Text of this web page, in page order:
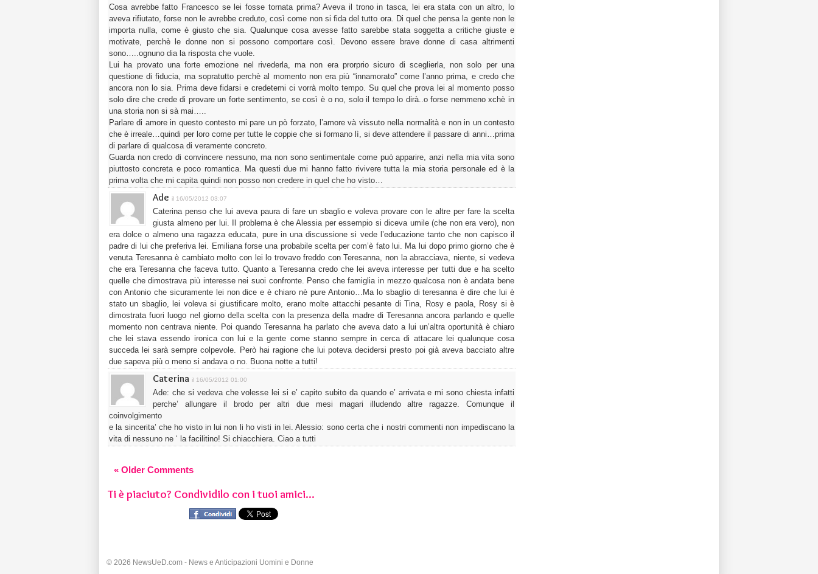
Cosa avrebbe fatto Francesco se lei fosse tornata prima? Aveva il trono in tasca, lei era stata con un altro, lo
aveva rifiutato, forse non le avrebbe creduto, così come non si fida del tutto ora. Di quel che pensa la gente non le
importa nulla, come è giusto che sia. Qualunque cosa avesse fatto sarebbe stata soggetta a critiche giuste e
motivate, perchè le donne non si possono comportare così. Devono essere brave donne di casa altrimenti
sono…..ognuno dia la risposta che vuole.
Lui ha provato una forte emozione nel rivederla, ma non era prorprio sicuro di sceglierla, non solo per una
questione di fiducia, ma sopratutto perchè al momento non era più “innamorato” come l’anno prima, e credo che
ancora non lo sia. Prima deve fidarsi e credetemi ci vorrà molto tempo. Su quel che prova lei al momento posso
solo dire che crede di provare un forte sentimento, se così è o no, solo il tempo lo dirà..o forse nemmeno xchè in
una storia non si sà mai…..
Parlare di amore in questo contesto mi pare un pò forzato, l’amore và vissuto nella normalità e non in un contesto
che è irreale…quindi per loro come per tutte le coppie che si formano lì, si deve attendere il passare di anni…prima
di parlare di qualcosa di veramente concreto.
Guarda non credo di convincere nessuno, ma non sono sentimentale come può apparire, anzi nella mia vita sono
piuttosto concreta e poco romantica. Ma questi due mi hanno fatto rivivere tutta la mia storia personale ed è la
prima volta che mi capita quindi non posso non credere in quel che ho visto…
Ade il 16/05/2012 03:07
Caterina penso che lui aveva paura di fare un sbaglio e voleva provare con le altre per fare la scelta
giusta almeno per lui. Il problema è che Alessia per essempio si diceva umile (che non era vero), non
era dolce o almeno una ragazza educata, pure in una discussione si vede l’educazione tanto che non capisco il
padre di lui che preferiva lei. Emiliana forse una probabile scelta per com’è fato lui. Ma lui dopo primo giorno che è
venuta Teresanna è cambiato molto con lei lo trovavo freddo con Teresanna, non la abracciava, niente, si vedeva
che era Teresanna che faceva tutto. Quanto a Teresanna credo che lei aveva interesse per tutti due e ha scelto
quelle che dimostrava più interesse nei suoi confronte. Penso che famiglia in mezzo qualcosa non è andata bene
con Antonio che sicuramente lei non dice e è chiaro nè pure Antonio…Ma lo sbaglio di teresanna è dire che lui è
stato un sbaglio, lei voleva si giustificare molto, erano molte attacchi pesante di Tina, Rosy e paola, Rosy si è
dimostrata fuori luogo nel giorno della scelta con la presenza della madre di Teresanna ancora parlando e quelle
momento non centrava niente. Poi quando Teresanna ha parlato che aveva dato a lui un’altra oportunità è chiaro
che lei stava essendo ironica con lui e la gente come stanno sempre in cerca di attacare lei qualunque cosa
succeda lei sarà sempre colpevole. Però hai ragione che lui poteva decidersi presto poi già aveva bacciato altre
due sapeva più o meno si andava o no. Buona notte a tutti!
Caterina il 16/05/2012 01:00
Ade: che si vedeva che volesse lei si e’ capito subito da quando e’ arrivata e mi sono chiesta infatti
perche’ allungare il brodo per altri due mesi magari illudendo altre ragazze. Comunque il
coinvolgimento
e la sincerita’ che ho visto in lui non li ho visti in lei. Alessio: sono certa che i nostri commenti non impediscano la
vita di nessuno ne ‘ la facilitino! Si chiacchiera. Ciao a tutti
« Older Comments
Ti è piaciuto? Condividilo con i tuoi amici...
© 2026 NewsUeD.com - News e Anticipazioni Uomini e Donne